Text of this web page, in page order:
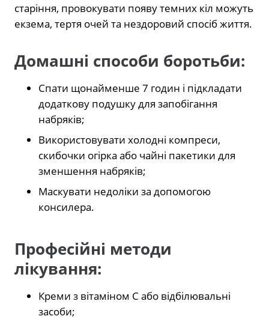
старіння, провокувати появу темних кіл можуть
екзема, тертя очей та нездоровий спосіб життя.
Домашні способи боротьби:
Спати щонайменше 7 годин і підкладати
додаткову подушку для запобігання
набряків;
Використовувати холодні компреси,
скибочки огірка або чайні пакетики для
зменшення набряків;
Маскувати недоліки за допомогою
консилера.
Професійні методи
лікування:
Креми з вітаміном С або відбілювальні
засоби;